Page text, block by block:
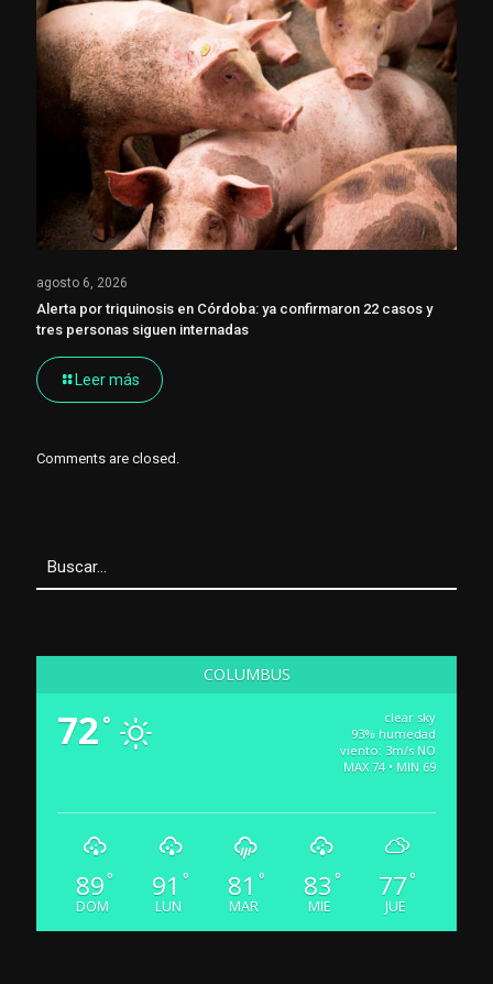
agosto 6, 2026
Alerta por triquinosis en Córdoba: ya confirmaron 22 casos y
tres personas siguen internadas
Leer más
Comments are closed.
COLUMBUS
72 °
clear sky
93% humedad
viento: 3m/s NO
MAX 74 • MIN 69
89 °
DOM
91 °
LUN
81 °
MAR
83 °
MIE
77 °
JUE